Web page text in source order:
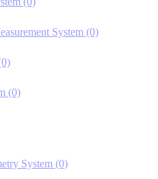
System (0)
(0)
System (0)